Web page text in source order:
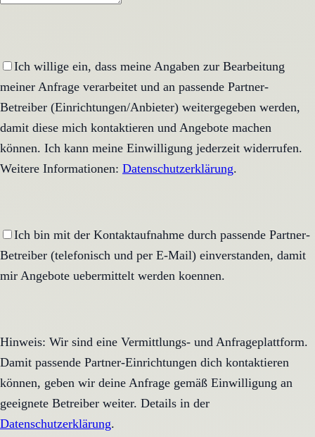
Ich willige ein, dass meine Angaben zur Bearbeitung
meiner Anfrage verarbeitet und an passende Partner-
Betreiber (Einrichtungen/Anbieter) weitergegeben werden,
damit diese mich kontaktieren und Angebote machen
können. Ich kann meine Einwilligung jederzeit widerrufen.
Weitere Informationen: Datenschutzerklärung.
Ich bin mit der Kontaktaufnahme durch passende Partner-
Betreiber (telefonisch und per E-Mail) einverstanden, damit
mir Angebote uebermittelt werden koennen.
Hinweis: Wir sind eine Vermittlungs- und Anfrageplattform.
Damit passende Partner-Einrichtungen dich kontaktieren
können, geben wir deine Anfrage gemäß Einwilligung an
geeignete Betreiber weiter. Details in der
Datenschutzerklärung.